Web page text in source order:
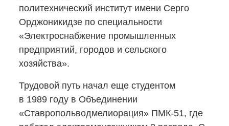
политехнический институт имени Серго
Орджоникидзе по специальности
«Электроснабжение промышленных
предприятий, городов и сельского
хозяйства».
Трудовой путь начал еще студентом
в 1989 году в Объединении
«Ставропольводмелиорация» ПМК-51, где